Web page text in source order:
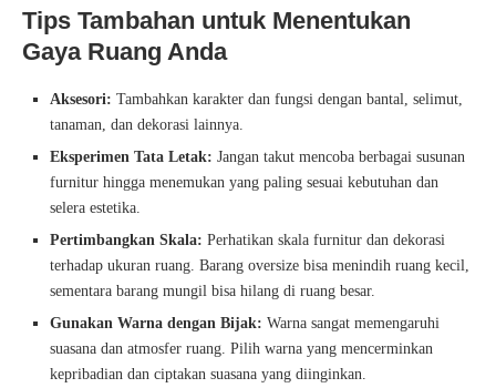
Tips Tambahan untuk Menentukan
Gaya Ruang Anda
Aksesori: Tambahkan karakter dan fungsi dengan bantal, selimut,
tanaman, dan dekorasi lainnya.
Eksperimen Tata Letak: Jangan takut mencoba berbagai susunan
furnitur hingga menemukan yang paling sesuai kebutuhan dan
selera estetika.
Pertimbangkan Skala: Perhatikan skala furnitur dan dekorasi
terhadap ukuran ruang. Barang oversize bisa menindih ruang kecil,
sementara barang mungil bisa hilang di ruang besar.
Gunakan Warna dengan Bijak: Warna sangat memengaruhi
suasana dan atmosfer ruang. Pilih warna yang mencerminkan
kepribadian dan ciptakan suasana yang diinginkan.